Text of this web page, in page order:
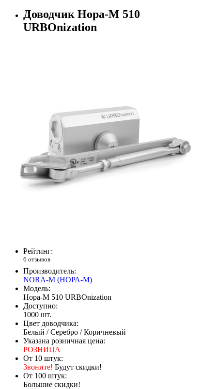
Доводчик Нора-М 510
URBOnization
Рейтинг:
6 отзывов
Производитель:
NORA-M (НОРА-М)
Модель:
Нора-М 510 URBOnization
Доступно:
1000 шт.
Цвет доводчика:
Белый / Серебро / Коричневый
Указана розничная цена:
РОЗНИЦА
От 10 штук:
Звоните! Будут скидки!
От 100 штук:
Большие скидки!